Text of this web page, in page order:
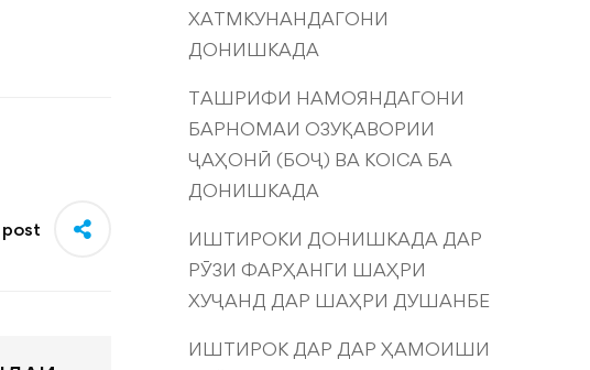
ХАТМКУНАНДАГОНИ
ДОНИШКАДА
ТАШРИФИ НАМОЯНДАГОНИ
БАРНОМАИ ОЗУҚАВОРИИ
ҶАҲОНӢ (БОҶ) ВА KOICA БА
ДОНИШКАДА
ИШТИРОКИ ДОНИШКАДА ДАР
РӮЗИ ФАРҲАНГИ ШАҲРИ
ХУҶАНД ДАР ШАҲРИ ДУШАНБЕ
ИШТИРОК ДАР ДАР ҲАМОИШИ